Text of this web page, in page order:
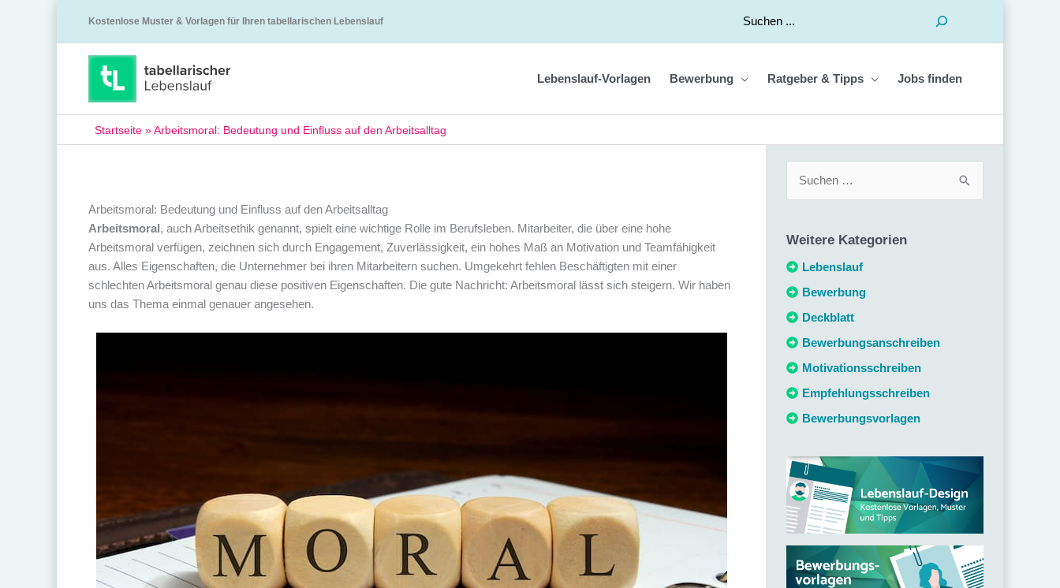
Kostenlose Muster & Vorlagen für Ihren tabellarischen Lebenslauf
Suchen
Lebenslauf-Vorlagen Bewerbung Ratgeber & Tipps Jobs finden
Startseite »Arbeitsmoral: Bedeutung und Einfluss auf den Arbeitsalltag
Arbeitsmoral: Bedeutung und Einfluss auf den Arbeitsalltag
Arbeitsmoral, auch Arbeitsethik genannt, spielt eine wichtige Rolle im Berufsleben. Mitarbeiter, die über eine hohe
Arbeitsmoral verfügen, zeichnen sich durch Engagement, Zuverlässigkeit, ein hohes Maß an Motivation und Teamfähigkeit
aus. Alles Eigenschaften, die Unternehmer bei ihren Mitarbeitern suchen. Umgekehrt fehlen Beschäftigten mit einer
schlechten Arbeitsmoral genau diese positiven Eigenschaften. Die gute Nachricht: Arbeitsmoral lässt sich steigern. Wir haben
uns das Thema einmal genauer angesehen.
h
e
n
n
a
c
h
Weitere Kategorien
Lebenslauf
Bewerbung
Deckblatt
Bewerbungsanschreiben
Motivationsschreiben
Empfehlungsschreiben
Bewerbungsvorlagen